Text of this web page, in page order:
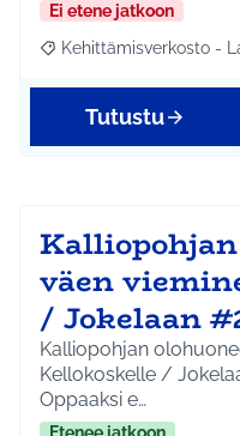
Ei etene jatkoon
Rajaa tulokset aihepiirin
Kehittämisverkosto -
Tutustu
väen
/ Jokelaan
Kalliopohjan
Kellokoskelle /
Oppaaksi e…